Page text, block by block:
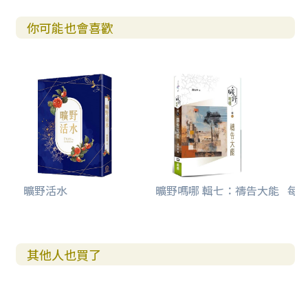
你可能也會喜歡
曠野活水 曠野嗎哪 輯七：禱告大能 每
其他人也買了